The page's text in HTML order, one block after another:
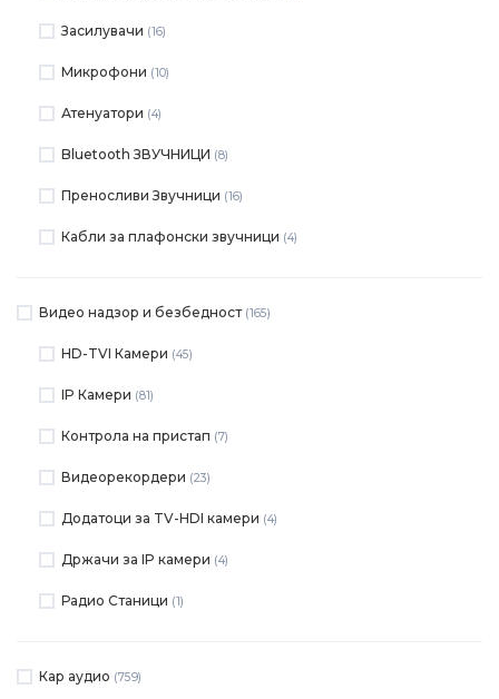
Засилувачи (16)
Микрофони (10)
Атенуатори (4)
Bluetooth ЗВУЧНИЦИ (8)
Преносливи Звучници (16)
Кабли за плафонски звучници (4)
Видео надзор и безбедност (165)
HD-TVI Камери (45)
IP Камери (81)
Контрола на пристап (7)
Видеорекордери (23)
Додатоци за TV-HDI камери (4)
Држачи за IP камери (4)
Радио Станици (1)
Кар аудио (759)